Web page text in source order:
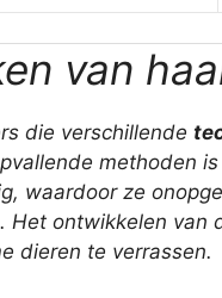
van
die verschillende
methoden
waardoor ze
Het ontwikkelen van
dieren te verrassen.